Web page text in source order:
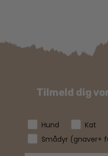
Tilmeld dig
Hund
Kat
Smådyr (gnaver+